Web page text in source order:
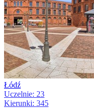
Łódź
Uczelnie: 23
Kierunki: 345